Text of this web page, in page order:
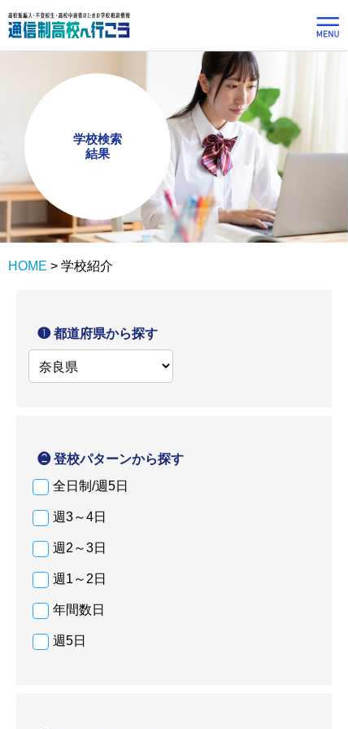
学校検索
結果
HOME > 学校紹介
❶ 都道府県から探す
❷ 登校パターンから探す
全日制/週5日
週3～4日
週2～3日
週1～2日
年間数日
週5日